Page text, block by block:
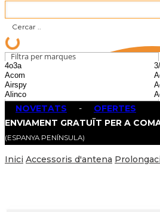
Filtra per marques
NOVETATS - OFERTES
ENVIAMENT GRATUÏT PER A
(ESPANYA PENÍNSULA)
Inici Accessoris d'antena